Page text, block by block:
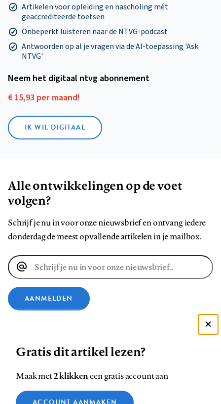
Artikelen voor opleiding en nascholing mét
geaccrediteerde toetsen
Onbeperkt luisteren naar de NTVG-podcast
Antwoorden op al je vragen via de AI-toepassing 'Ask
NTVG'
Neem het digitaal ntvg abonnement
€ 15,93 per maand!
IK WIL DIGITAAL
Alle ontwikkelingen op de voet
volgen?
Schrijf je nu in voor onze nieuwsbrief en ontvang iedere
donderdag de meest opvallende artikelen in je mailbox.
E-
mailadres
AANMELDEN
ons
op
ons
op
ons
op
ons
op
ons
op
ons
Contact Privacy
Gratis dit artikel lezen?
Maak met2 klikkeneen gratis account aan
Zie onze cookie policy